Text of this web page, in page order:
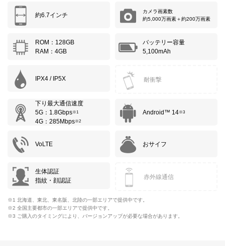
約6.7インチ
カメラ画素数
約5,000万画素＋約200万画素
ROM：128GB
RAM：4GB
バッテリー容量
5,100mAh
IPX4 / IP5X 耐衝撃
下り最大通信速度
5G：1.8Gbps※1
4G：285Mbps※2
Android™ 14※3
VoLTE おサイフ
生体認証
指紋・顔認証
赤外線通信
※1 北海道、東北、東名阪、北陸の一部エリアで提供中です。
※2 全国主要都市の一部エリアで提供中です。
※3 ご購入のタイミングにより、バージョンアップが必要な場合があります。